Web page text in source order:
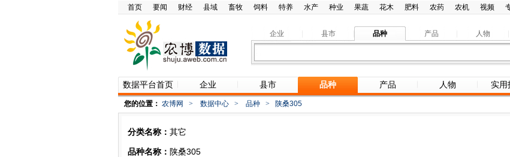
首页 要闻 财经 县域 畜牧 饲料 特养 水产 种业 果蔬 花木 肥料 农药 农机 视频
企业 县市 品种 产品 人物
数据平台首页 企业 县市 品种 产品 人物 实用
您的位置： 农博网 > 数据中心 > 品种 > 陕桑305
分类名称： 其它
品种名称： 陕桑305